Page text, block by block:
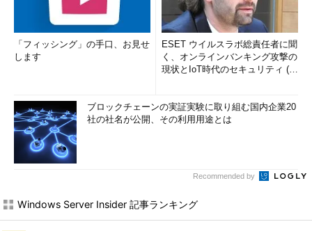
「フィッシング」の手口、お見せ
します
ESET ウイルスラボ総責任者に聞
く、オンラインバンキング攻撃の
現状とIoT時代のセキュリティ (1/
ブロックチェーンの実証実験に取り組む国内企業20
社の社名が公開、その利用用途とは
Recommended by
Windows Server Insider 記事ランキング